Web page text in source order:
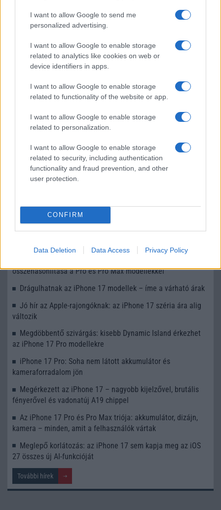
I want to allow Google to send me
personalized advertising.
I want to allow Google to enable storage
related to analytics like cookies on web or
device identifiers in apps.
I want to allow Google to enable storage
related to functionality of the website or app.
I want to allow Google to enable storage
related to personalization.
I want to allow Google to enable storage
related to security, including authentication
functionality and fraud prevention, and other
user protection.
CONFIRM
Data Deletion Data Access Privacy Policy
Az Android rejtett automatizmusai: hat
meg a mindennapokat
2026.06.14| Android Police
Sok felhasználó külön alkalmazásokra esküszik, pedig az
amelyek maguktól dolgoznak a háttérben.
Ez a rejtett Samsung funkció teljesen
megváltoztatja a mobilhasználatot –
sokan mégsem tudnak róla
2026.07.12| Android Central
Az Edge Panel az egyik leghasznosabb funkció, amely
jelentősen felgyorsítja a mindennapi használatot,
miközben a Pixel telefonokból továbbra is hiányzik.
összehasonlítása a Pro és Pro Max modellekkel
Drágulhatnak az iPhone 17 modellek – íme a várható árak
Jó hír az Apple-rajongóknak: az iPhone 17 széria ára alig
változik
Megdöbbentő szivárgás: kisebb Dynamic Island érkezhet
az iPhone 17 Pro modellekre
iPhone 17 Pro: Soha nem látott akkumulátor és
kameraforradalom jön
Megérkezett az iPhone 17 – nagyobb kijelzővel, brutális
fényerővel és vadonatúj A19 chippel
Az iPhone 17 Pro és Pro Max triója: akkumulátor, dizájn,
kamera – minden, amit a felhasználók vártak
Meglepő korlátozás: az iPhone 17 sem kapja meg az iOS
27 összes új AI-funkcióját
További hírek